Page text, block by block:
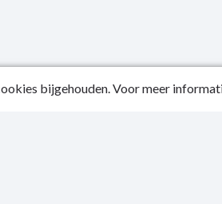
bijgehouden. Voor meer